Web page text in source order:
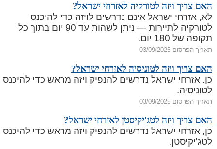
האם צריך ויזה לטורקיה לאזרחי ישראל?
לא, אזרחי ישראל אינם נדרשים לויזה כדי להיכנס
לטורקיה לתיירות — ניתן לשהות עד 90 יום בתוך כל
תקופה של 180 יום.
תאריך הפרסום 03/09/2025
האם צריך ויזה לטוניסיה לאזרחי ישראל?
כן, אזרחי ישראל נדרשים להנפיק ויזה מראש כדי להיכנס
לטוניסיה.
תאריך הפרסום 03/09/2025
האם צריך ויזה לטג'יקיסטן לאזרחי ישראל?
כן, אזרחי ישראל נדרשים להנפיק ויזה מראש כדי להיכנס
לטג'יקיסטן.